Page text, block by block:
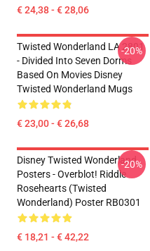
€ 24,38 - € 28,06
Twisted Wonderland LA 2801
- Divided Into Seven Dorms
Based On Movies Disney
Twisted Wonderland Mugs
€ 23,00 - € 26,68
-20%
Disney Twisted Wonderland
Posters - Overblot! Riddle
Rosehearts (Twisted
Wonderland) Poster RB0301
€ 18,21 - € 42,22
-20%